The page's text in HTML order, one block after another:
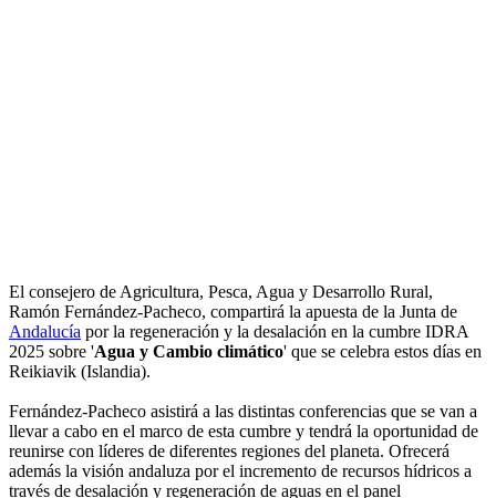
El consejero de Agricultura, Pesca, Agua y Desarrollo Rural,
Ramón Fernández-Pacheco, compartirá la apuesta de la Junta de
Andalucía por la regeneración y la desalación en la cumbre IDRA
2025 sobre 'Agua y Cambio climático' que se celebra estos días en
Reikiavik (Islandia).
Fernández-Pacheco asistirá a las distintas conferencias que se van a
llevar a cabo en el marco de esta cumbre y tendrá la oportunidad de
reunirse con líderes de diferentes regiones del planeta. Ofrecerá
además la visión andaluza por el incremento de recursos hídricos a
través de desalación y regeneración de aguas en el panel